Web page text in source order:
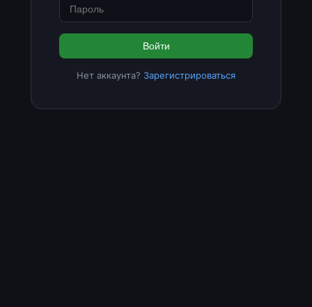
Войти
Нет аккаунта? Зарегистрироваться